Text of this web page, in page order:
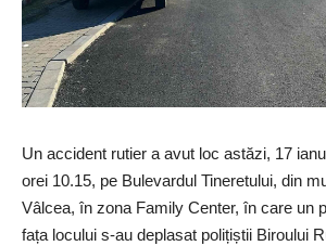
Un accident rutier a avut loc astăzi, 17
orei 10.15, pe Bulevardul Tineretului, din
Vâlcea, în zona Family Center, în care un
fața locului s-au deplasat polițiștii Biroului